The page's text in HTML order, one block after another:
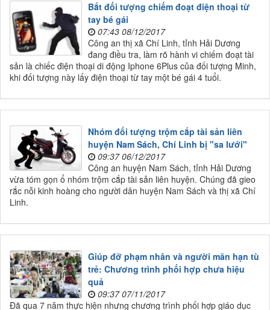
Bắt đối tượng chiếm đoạt điện thoại từ
tay bé gái
07:43 08/12/2017
Công an thị xã Chí Linh, tỉnh Hải Dương
đang điều tra, làm rõ hành vi chiếm đoạt tài
sản là chiếc điện thoại di động Iphone 6Plus của đối tượng Minh,
khi đối tượng này lấy điện thoại từ tay một bé gái 4 tuổi.
Nhóm đối tượng trộm cắp tài sản liên
huyện Nam Sách, Chí Linh bị "sa lưới"
09:37 06/12/2017
Công an huyện Nam Sách, tỉnh Hải Dương
vừa tóm gọn ổ nhóm trộm cắp tài sản liên huyện. Chúng đã gieo
rắc nỗi kinh hoàng cho người dân huyện Nam Sách và thị xã Chí
Linh.
Giúp đỡ phạm nhân và người mãn hạn tù
trẻ: Chương trình phối hợp chưa hiệu
quả
09:37 07/11/2017
Đã qua 7 năm thực hiện nhưng chương trình phối hợp giáo dục